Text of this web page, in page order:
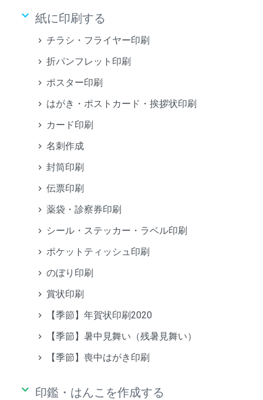
keyboard_arrow_down 紙に印刷する
チラシ・フライヤー印刷
折パンフレット印刷
ポスター印刷
はがき・ポストカード・挨拶状印刷
カード印刷
名刺作成
封筒印刷
伝票印刷
薬袋・診察券印刷
シール・ステッカー・ラベル印刷
ポケットティッシュ印刷
のぼり印刷
賞状印刷
【季節】年賀状印刷2020
【季節】暑中見舞い（残暑見舞い）
【季節】喪中はがき印刷
keyboard_arrow_down 印鑑・はんこを作成する